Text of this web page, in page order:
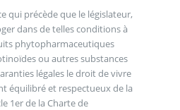
qui précède que le législateur,
dans de telles conditions à
phytopharmaceutiques
ou autres substances
légales le droit de vivre
équilibré et respectueux de la
1er de la Charte de